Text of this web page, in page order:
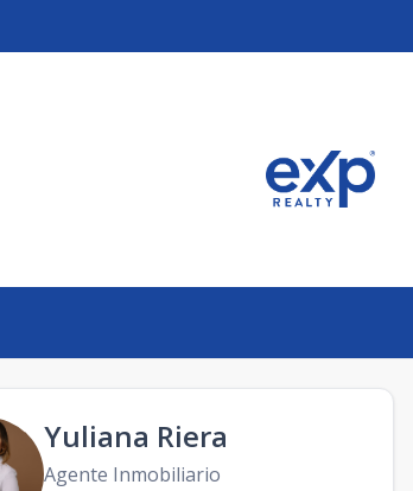
Yuliana Riera
Agente Inmobiliario